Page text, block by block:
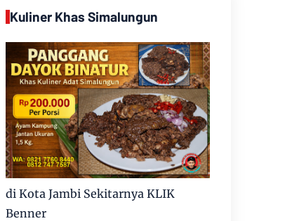
Kuliner Khas Simalungun
di Kota Jambi Sekitarnya KLIK
Benner